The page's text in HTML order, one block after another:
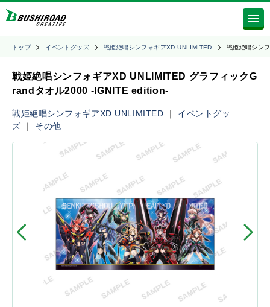
トップ イベントグッズ 戦姫絶唱シンフォギアXD UNLIMITED 戦姫絶唱シン
戦姫絶唱シンフォギアXD UNLIMITED グラフィックG
randタオル2000 -IGNITE edition-
戦姫絶唱シンフォギアXD UNLIMITED ｜ イベントグッ
ズ ｜ その他